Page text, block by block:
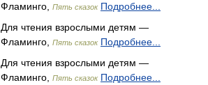
Фламинго,
Пять сказок Подробнее...
Для чтения взрослыми детям —
Фламинго,
Пять сказок Подробнее...
Для чтения взрослыми детям —
Фламинго,
Пять сказок Подробнее...